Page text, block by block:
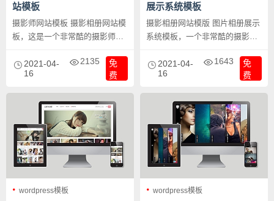
站模板
摄影师网站模板 摄影相册网站模
板，这是一个非常酷的摄影师网
棒。2021-04-
16
2135
免
费
展示系统模板
摄影相册网站模版 图片相册展示
系统模板，一个非常酷的摄影爱
图片展示都是非常适合的。
2021-04-
16
1643
免
费
wordpress模板 wordpress模板